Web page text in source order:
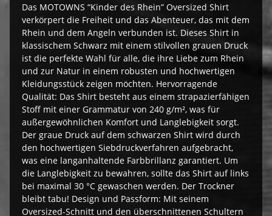
Das MOTOWNS “Kinder des Rhein” Oversized Shirt
verkörpert die Freiheit und das Abenteuer, das mit dem
Rhein und dem Angeln verbunden ist. Dieses Shirt in
klassischem Schwarz mit einem stilvollen grauen Druck
ist die perfekte Wahl für alle, die ihre Liebe zum Rhein
und zur Natur in einem robusten und hochwertigen
Kleidungsstück zeigen möchten. Hervorragende
Qualität: Das Shirt besteht aus einem strapazierfähigen
Stoff mit einer Grammatur von 240 g/m², was für
außergewöhnlichen Komfort und Langlebigkeit sorgt.
Der graue Druck auf dem schwarzen Shirt wird durch
den hochwertigen Siebdruckverfahren aufgebracht,
was eine langanhaltende Farbbrillanz garantiert. Um
die Langlebigkeit zu bewahren, sollte das Shirt auf links
bei maximal 30 °C gewaschen werden. Der Trockner
bleibt tabu! Design und Passform: Mit seinem
Oversized-Schnitt und den überschnittenen Schultern